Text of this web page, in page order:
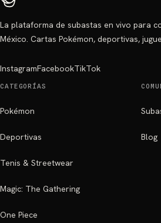
La plataforma de subastas en vivo para
México. Cartas Pokémon, deportivas,
InstagramFacebookTikTok
CATEGORÍAS
Pokémon
Deportivas
Tenis & Streetwear
Magic: The Gathering
One Piece
Blog